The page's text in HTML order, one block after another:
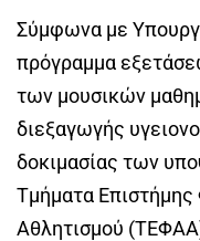
Σύμφωνα με
πρόγραμμα
των μουσικών
διεξαγωγής
δοκιμασίας των
Τμήματα
Αθλητισμού